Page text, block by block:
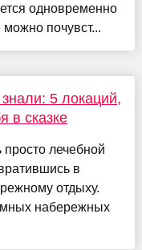
одновременно
можно почувст...
5 локаций,
в сказке
лечебной
в
отдыху.
набережных